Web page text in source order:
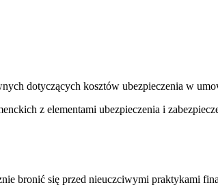
dotyczących kosztów ubezpieczenia w
z elementami ubezpieczenia i
bronić się przed nieuczciwymi praktykami